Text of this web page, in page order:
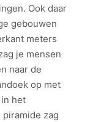
Ook daar
gebouwen
meters
je mensen
naar de
op met
in het
zag